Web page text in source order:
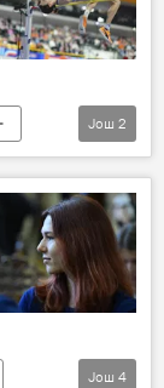
Још 2
Још 4